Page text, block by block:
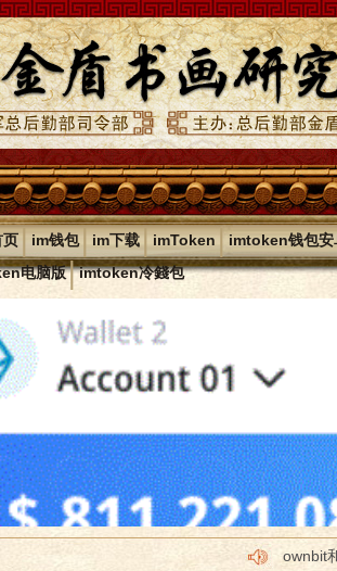
页| im钱包| im下载| imToken| imtoken钱包安
电脑版|imtoken冷錢包
ownbit